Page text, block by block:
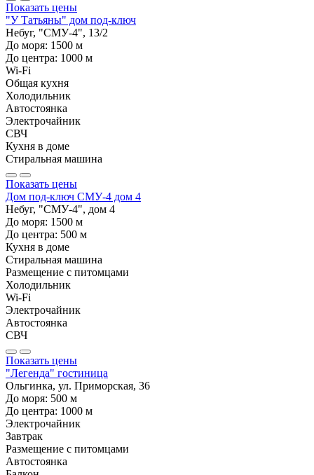
Показать цены
"У Татьяны" дом под-ключ
Небуг, "СМУ-4", 13/2
До моря: 1500 м
До центра: 1000 м
Wi-Fi
Общая кухня
Холодильник
Автостоянка
Электрочайник
СВЧ
Кухня в доме
Стиральная машина
Показать цены
Дом под-ключ СМУ-4 дом 4
Небуг, "СМУ-4", дом 4
До моря: 1500 м
До центра: 500 м
Кухня в доме
Стиральная машина
Размещение с питомцами
Холодильник
Wi-Fi
Электрочайник
Автостоянка
СВЧ
Показать цены
"Легенда" гостиница
Ольгинка, ул. Приморская, 36
До моря: 500 м
До центра: 1000 м
Электрочайник
Завтрак
Размещение с питомцами
Автостоянка